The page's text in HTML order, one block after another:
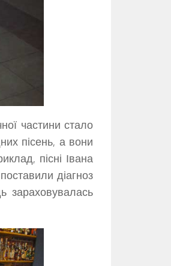
частини стало
пісень, а вони
пісні Івана
діагноз
зараховувалась